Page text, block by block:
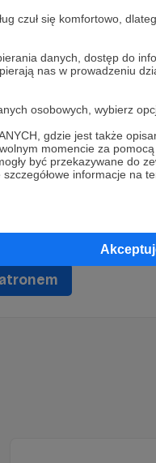
czuł się komfortowo,
danych, dostęp do
nas w prowadzeniu
osobowych, wybierz
gdzie jest także
momencie za
być przekazywane do
informacje na
Patronów!
Poczytalnyjuż